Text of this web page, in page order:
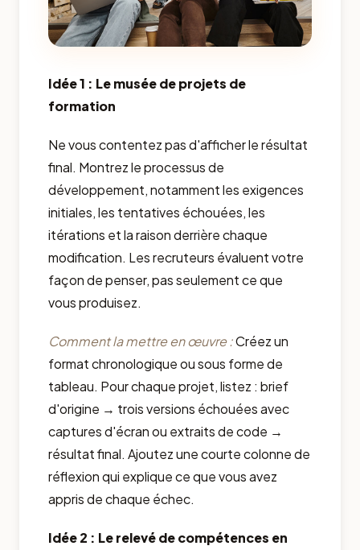
Idée 1 : Le musée de projets de
formation
Ne vous contentez pas d'afficher le résultat
final. Montrez le processus de
développement, notamment les exigences
initiales, les tentatives échouées, les
itérations et la raison derrière chaque
modification. Les recruteurs évaluent votre
façon de penser, pas seulement ce que
vous produisez.
Comment la mettre en œuvre :Créez un
format chronologique ou sous forme de
tableau. Pour chaque projet, listez : brief
d'origine → trois versions échouées avec
captures d'écran ou extraits de code →
résultat final. Ajoutez une courte colonne de
réflexion qui explique ce que vous avez
appris de chaque échec.
Idée 2 : Le relevé de compétences en